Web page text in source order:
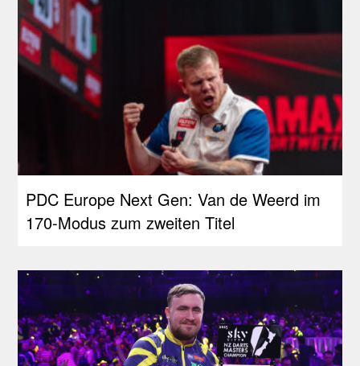
PDC Europe Next Gen: Van de Weerd im
170-Modus zum zweiten Titel